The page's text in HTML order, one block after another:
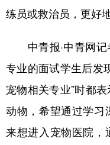
练员或救治员，更好
中青报·中青网记
专业的面试学生后发
宠物相关专业”时都
动物，希望通过学习
来想进入宠物医院，